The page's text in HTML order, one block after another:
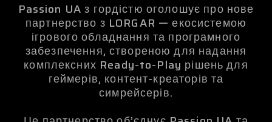
Passion UA з гордістю оголошує про нове
партнерство з LORGAR — екосистемою
ігрового обладнання та програмного
забезпечення, створеною для надання
комплексних Ready-to-Play рішень для
геймерів, контент-креаторів та
симрейсерів.